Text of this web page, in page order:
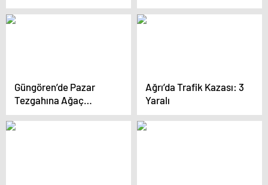
Gerginlik
Güngören’de Pazar
Tezgahına Ağaç
Devrildi: 1 Yaralı
Ağrı’da Trafik Kazası: 3
Yaralı